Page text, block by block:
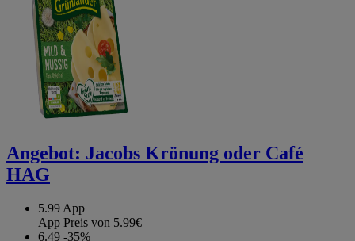
Angebot: Jacobs Krönung oder Café
HAG
5.99 App
App Preis von 5.99€
6.49 -35%